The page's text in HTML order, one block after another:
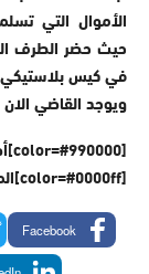
الأموال التي
في كيس بلاستيكي
ويوجد القاضي
[color=#990000]أصوات نيوز//[/color]/
[color=#0000ff]المصدر الايام 24[/color]
Facebook